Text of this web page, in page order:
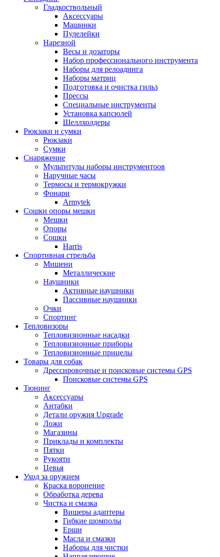
Гладкоствольный
Аксессуары
Машинки
Пулелейки
Нарезной
Весы и дозаторы
Набор профессионального инструмента
Наборы для релоадинга
Наборы матриц
Подготовка и очистка гильз
Прессы
Специальные инструменты
Установка капсюлей
Шеллхолдеры
Рюкзаки и сумки
Рюкзаки
Сумки
Снаряжение
Мультитулы наборы инструментоов
Наручные часы
Термосы и термокружки
Фонари
Armytek
Сошки опоры мешки
Мешки
Опоры
Сошки
Harris
Спортивная стрельба
Мишени
Металлические
Наушники
Активные наушники
Пассивные наушники
Очки
Спортинг
Тепловизоры
Тепловизионные насадки
Тепловизионные приборы
Тепловизионные прицелы
Товары для собак
Дрессировочные и поисковые системы GPS
Поисковые системы GPS
Тюнинг
Аксессуары
Антабки
Детали оружия Upgrade
Ложи
Магазины
Приклады и комплекты
Пятки
Рукояти
Цевья
Уход за оружием
Краска воронение
Обработка дерева
Чистка и смазка
Вишеры адаптеры
Гибкие шомполы
Ерши
Масла и смазки
Наборы для чистки